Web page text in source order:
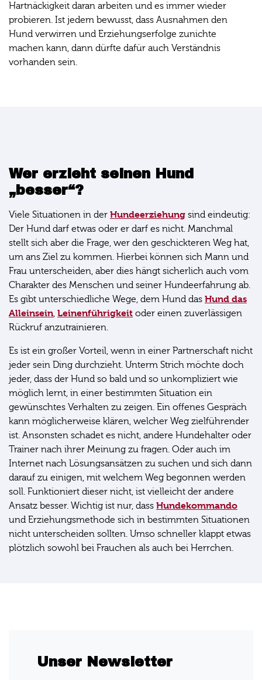
Hartnäckigkeit daran arbeiten und es immer wieder
probieren. Ist jedem bewusst, dass Ausnahmen den
Hund verwirren und Erziehungserfolge zunichte
machen kann, dann dürfte dafür auch Verständnis
vorhanden sein.
Wer erzieht seinen Hund
„besser“?
Viele Situationen in der Hundeerziehung sind eindeutig:
Der Hund darf etwas oder er darf es nicht. Manchmal
stellt sich aber die Frage, wer den geschickteren Weg hat,
um ans Ziel zu kommen. Hierbei können sich Mann und
Frau unterscheiden, aber dies hängt sicherlich auch vom
Charakter des Menschen und seiner Hundeerfahrung ab.
Es gibt unterschiedliche Wege, dem Hund das Hund das
Alleinsein, Leinenführigkeit oder einen zuverlässigen
Rückruf anzutrainieren.
Es ist ein großer Vorteil, wenn in einer Partnerschaft nicht
jeder sein Ding durchzieht. Unterm Strich möchte doch
jeder, dass der Hund so bald und so unkompliziert wie
möglich lernt, in einer bestimmten Situation ein
gewünschtes Verhalten zu zeigen. Ein offenes Gespräch
kann möglicherweise klären, welcher Weg zielführender
ist. Ansonsten schadet es nicht, andere Hundehalter oder
Trainer nach ihrer Meinung zu fragen. Oder auch im
Internet nach Lösungsansätzen zu suchen und sich dann
darauf zu einigen, mit welchem Weg begonnen werden
soll. Funktioniert dieser nicht, ist vielleicht der andere
Ansatz besser. Wichtig ist nur, dass Hundekommando
und Erziehungsmethode sich in bestimmten Situationen
nicht unterscheiden sollten. Umso schneller klappt etwas
plötzlich sowohl bei Frauchen als auch bei Herrchen.
Unser Newsletter